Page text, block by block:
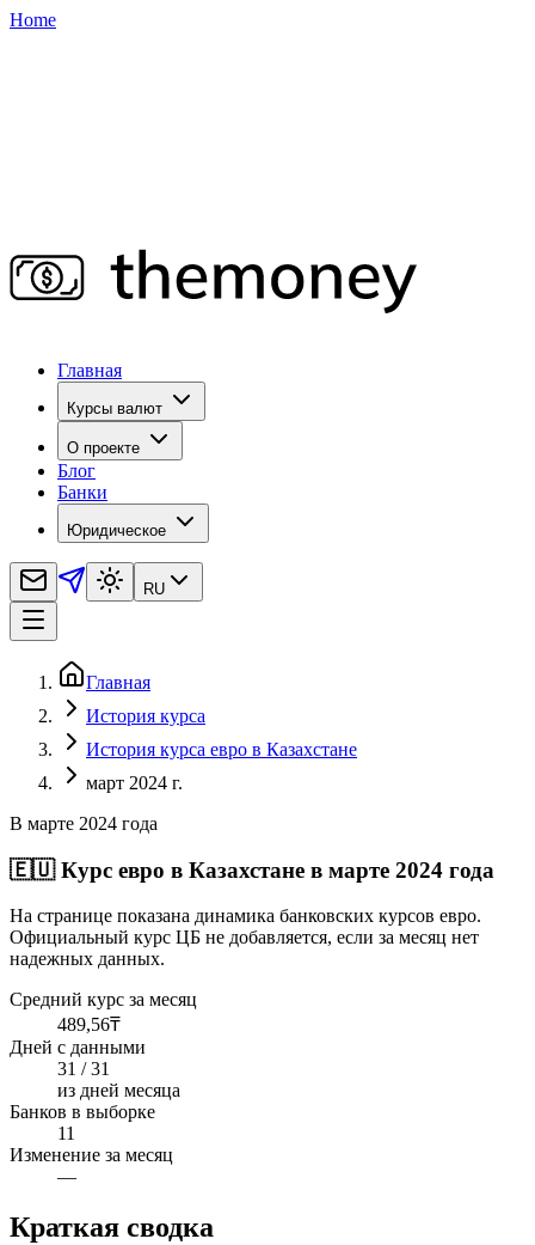
Home
Главная
Курсы валют
О проекте
Блог
Банки
Юридическое
RU
Главная
История курса
История курса евро в Казахстане
март 2024 г.
В марте 2024 года
🇪🇺 Курс евро в Казахстане в марте 2024 года
На странице показана динамика банковских курсов евро.
Официальный курс ЦБ не добавляется, если за месяц нет
надежных данных.
Средний курс за месяц
489,56₸
Дней с данными
31 / 31
из дней месяца
Банков в выборке
11
Изменение за месяц
—
Краткая сводка